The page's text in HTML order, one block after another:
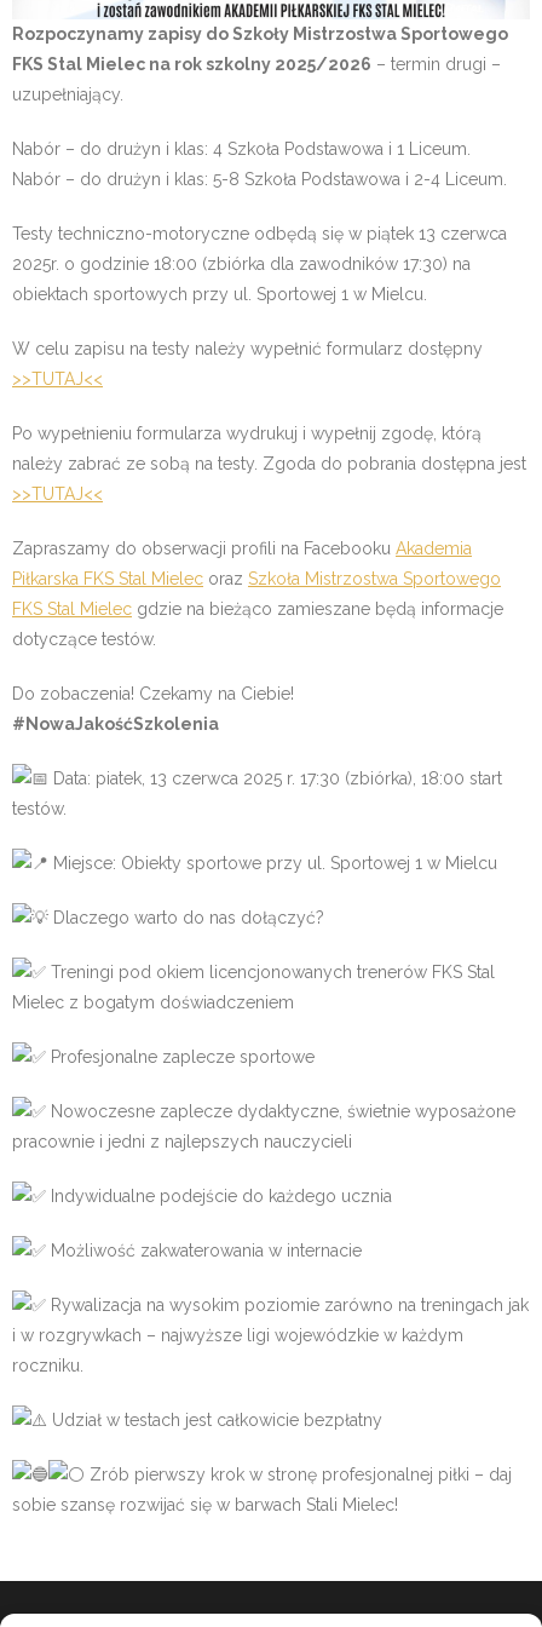
Rozpoczynamy zapisy do Szkoły Mistrzostwa Sportowego
FKS Stal Mielec na rok szkolny 2025/2026 – termin drugi –
uzupełniający.
Nabór – do drużyn i klas: 4 Szkoła Podstawowa i 1 Liceum.
Nabór – do drużyn i klas: 5-8 Szkoła Podstawowa i 2-4 Liceum.
Testy techniczno-motoryczne odbędą się w piątek 13 czerwca
2025r. o godzinie 18:00 (zbiórka dla zawodników 17:30) na
obiektach sportowych przy ul. Sportowej 1 w Mielcu.
W celu zapisu na testy należy wypełnić formularz dostępny
>>TUTAJ<<
Po wypełnieniu formularza wydrukuj i wypełnij zgodę, którą
należy zabrać ze sobą na testy. Zgoda do pobrania dostępna jest
>>TUTAJ<<
Zapraszamy do obserwacji profili na Facebooku Akademia
Piłkarska FKS Stal Mielec oraz Szkoła Mistrzostwa Sportowego
FKS Stal Mielec gdzie na bieżąco zamieszane będą informacje
dotyczące testów.
Do zobaczenia! Czekamy na Ciebie!
#NowaJakośćSzkolenia
Data: piatek, 13 czerwca 2025 r. 17:30 (zbiórka), 18:00 start
testów.
Miejsce: Obiekty sportowe przy ul. Sportowej 1 w Mielcu
Dlaczego warto do nas dołączyć?
Treningi pod okiem licencjonowanych trenerów FKS Stal
Mielec z bogatym doświadczeniem
Profesjonalne zaplecze sportowe
Nowoczesne zaplecze dydaktyczne, świetnie wyposażone
pracownie i jedni z najlepszych nauczycieli
Indywidualne podejście do każdego ucznia
Możliwość zakwaterowania w internacie
Rywalizacja na wysokim poziomie zarówno na treningach jak
i w rozgrywkach – najwyższe ligi wojewódzkie w każdym
roczniku.
Udział w testach jest całkowicie bezpłatny
Zrób pierwszy krok w stronę profesjonalnej piłki – daj
sobie szansę rozwijać się w barwach Stali Mielec!